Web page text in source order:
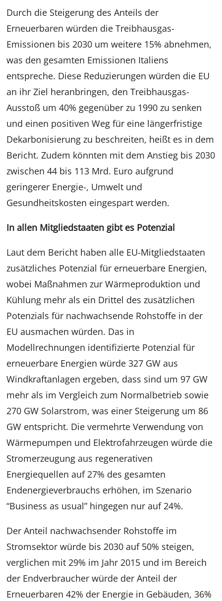
Durch die Steigerung des Anteils der
Erneuerbaren würden die Treibhausgas-
Emissionen bis 2030 um weitere 15% abnehmen,
was den gesamten Emissionen Italiens
entspreche. Diese Reduzierungen würden die EU
an ihr Ziel heranbringen, den Treibhausgas-
Ausstoß um 40% gegenüber zu 1990 zu senken
und einen positiven Weg für eine längerfristige
Dekarbonisierung zu beschreiten, heißt es in dem
Bericht. Zudem könnten mit dem Anstieg bis 2030
zwischen 44 bis 113 Mrd. Euro aufgrund
geringerer Energie-, Umwelt und
Gesundheitskosten eingespart werden.
In allen Mitgliedstaaten gibt es Potenzial
Laut dem Bericht haben alle EU-Mitgliedstaaten
zusätzliches Potenzial für erneuerbare Energien,
wobei Maßnahmen zur Wärmeproduktion und
Kühlung mehr als ein Drittel des zusätzlichen
Potenzials für nachwachsende Rohstoffe in der
EU ausmachen würden. Das in
Modellrechnungen identifizierte Potenzial für
erneuerbare Energien würde 327 GW aus
Windkraftanlagen ergeben, dass sind um 97 GW
mehr als im Vergleich zum Normalbetrieb sowie
270 GW Solarstrom, was einer Steigerung um 86
GW entspricht. Die vermehrte Verwendung von
Wärmepumpen und Elektrofahrzeugen würde die
Stromerzeugung aus regenerativen
Energiequellen auf 27% des gesamten
Endenergieverbrauchs erhöhen, im Szenario
“Business as usual” hingegen nur auf 24%.
Der Anteil nachwachsender Rohstoffe im
Stromsektor würde bis 2030 auf 50% steigen,
verglichen mit 29% im Jahr 2015 und im Bereich
der Endverbraucher würde der Anteil der
Erneuerbaren 42% der Energie in Gebäuden, 36%